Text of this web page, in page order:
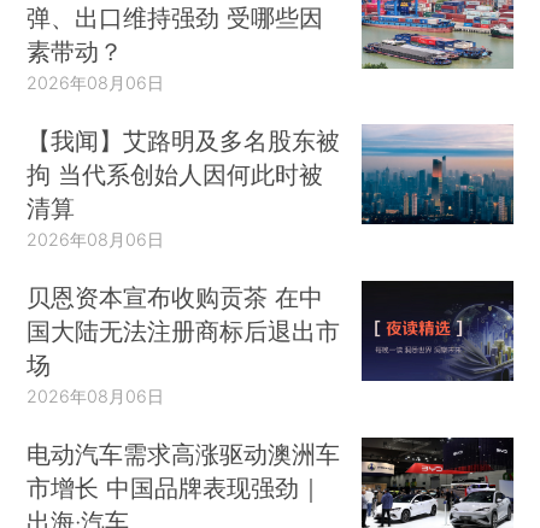
弹、出口维持强劲 受哪些因
素带动？
2026年08月06日
【我闻】艾路明及多名股东被
拘 当代系创始人因何此时被
清算
2026年08月06日
贝恩资本宣布收购贡茶 在中
国大陆无法注册商标后退出市
场
2026年08月06日
电动汽车需求高涨驱动澳洲车
市增长 中国品牌表现强劲｜
出海·汽车